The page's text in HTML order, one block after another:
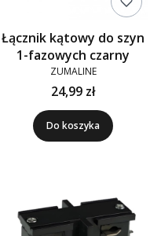
Łącznik kątowy do szyn
1-fazowych czarny
ZUMALINE
24,99 zł
Do koszyka